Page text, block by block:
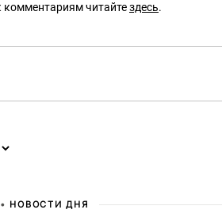
читайтездесь.
НОВОСТИ ДНЯ